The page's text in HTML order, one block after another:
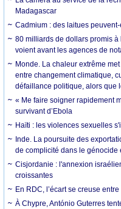
Madagascar
Cadmium : des laitues
80 milliards de dollars promis à
voient avant les agences de
Monde. La chaleur extrême
entre changement climatique,
défaillance politique, alors que
« Me faire soigner rapidement
survivant d’Ebola
Haïti : les violences sexuelles
Inde. La poursuite des
de complicité dans le génocide
Cisjordanie : l'annexion
croissantes
En RDC, l’écart se creuse
À Chypre, António Guterres